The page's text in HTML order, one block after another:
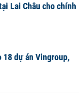
Lai Châu cho chính
dự án Vingroup,